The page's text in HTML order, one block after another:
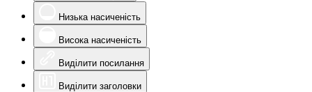
Низька насиченість
Висока насиченість
Виділити посилання
Виділити заголовки